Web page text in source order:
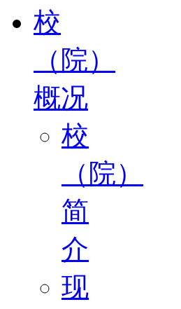
校
（院）
概况
校
（院）
简
介
现